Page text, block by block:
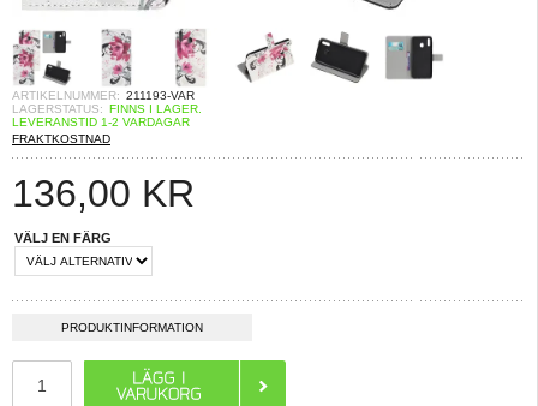
ARTIKELNUMMER: 211193-VAR
LAGERSTATUS: FINNS I LAGER.
LEVERANSTID 1-2 VARDAGAR
FRAKTKOSTNAD
136,00 KR
VÄLJ EN FÄRG
PRODUKTINFORMATION